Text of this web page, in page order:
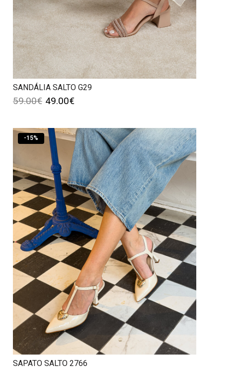
SANDÁLIA SALTO G29
59.00€ 49.00€
-15%
SAPATO SALTO 2766